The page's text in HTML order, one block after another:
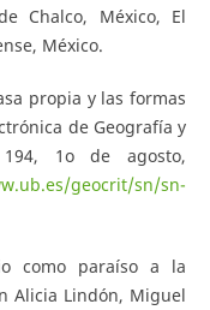
Chalco, México, El
México.
propia y las formas
de Geografía y
1o de agosto,
geocrit/sn/sn-
como paraíso a la
Alicia Lindón, Miguel